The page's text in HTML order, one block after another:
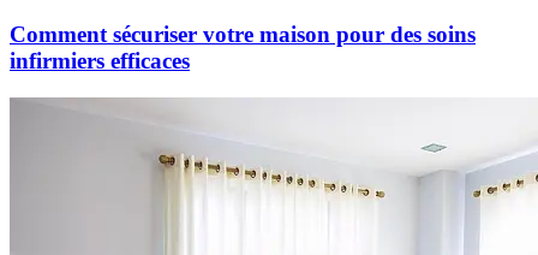
Comment sécuriser votre maison pour des soins
infirmiers efficaces